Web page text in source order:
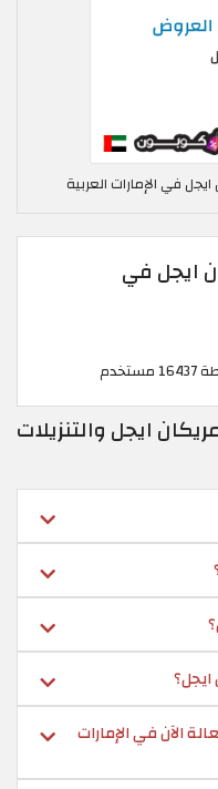
ايجل في
ايجل والتنزيلات
الآن في الإمارات